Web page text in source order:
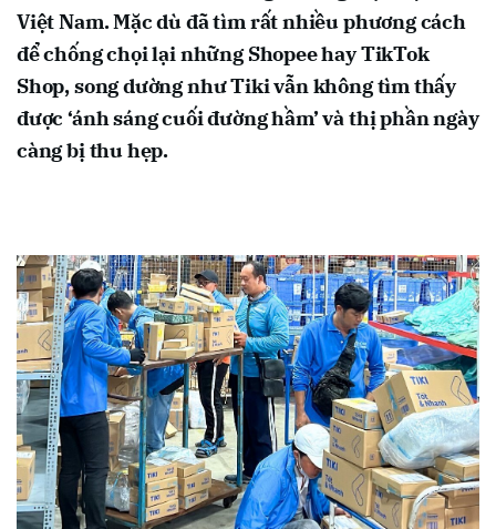
Việt Nam. Mặc dù đã tìm rất nhiều phương cách
để chống chọi lại những Shopee hay TikTok
Shop, song dường như Tiki vẫn không tìm thấy
được ‘ánh sáng cuối đường hầm’ và thị phần ngày
càng bị thu hẹp.